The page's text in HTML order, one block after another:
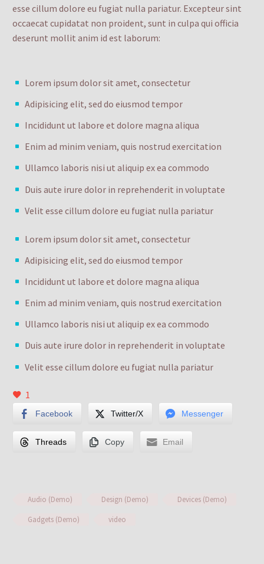
esse cillum dolore eu fugiat nulla pariatur. Excepteur sint
occaecat cupidatat non proident, sunt in culpa qui officia
deserunt mollit anim id est laborum:
Lorem ipsum dolor sit amet, consectetur
Adipisicing elit, sed do eiusmod tempor
Incididunt ut labore et dolore magna aliqua
Enim ad minim veniam, quis nostrud exercitation
Ullamco laboris nisi ut aliquip ex ea commodo
Duis aute irure dolor in reprehenderit in voluptate
Velit esse cillum dolore eu fugiat nulla pariatur
Lorem ipsum dolor sit amet, consectetur
Adipisicing elit, sed do eiusmod tempor
Incididunt ut labore et dolore magna aliqua
Enim ad minim veniam, quis nostrud exercitation
Ullamco laboris nisi ut aliquip ex ea commodo
Duis aute irure dolor in reprehenderit in voluptate
Velit esse cillum dolore eu fugiat nulla pariatur
1
Facebook Twitter/X Messenger
Threads Copy Email
Audio (Demo) Design (Demo)
Devices (Demo)
Gadgets (Demo)
video